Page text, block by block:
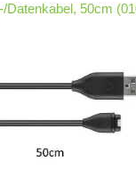
Datenkabel, 50cm